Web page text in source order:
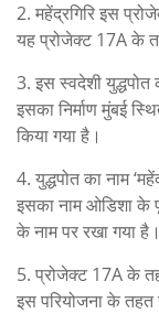
2. महेंद्रगिरि इस
यह प्रोजेक्ट 17A के
3. इस स्वदेशी युद्धपोत
इसका निर्माण मुंबई
किया गया है।
4. युद्धपोत का नाम
इसका नाम ओडिशा के
के नाम पर रखा गया है।
5. प्रोजेक्ट 17A के
इस परियोजना के